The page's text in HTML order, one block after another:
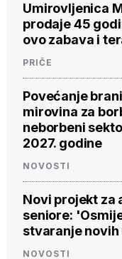
Umirovljenica
prodaje 45
ovo zabava i
PRIČE
Povećanje
mirovina za
neborbeni
2027. godine
NOVOSTI
Novi projekt za
seniore:
stvaranje novih
NOVOSTI